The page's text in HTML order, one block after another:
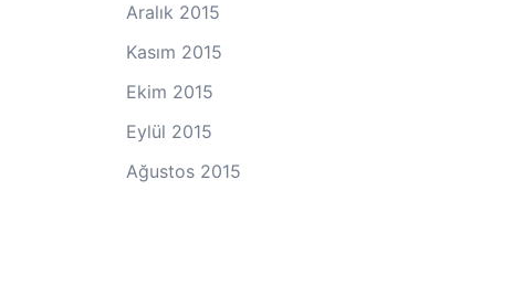
Aralık 2015
Kasım 2015
Ekim 2015
Eylül 2015
Ağustos 2015